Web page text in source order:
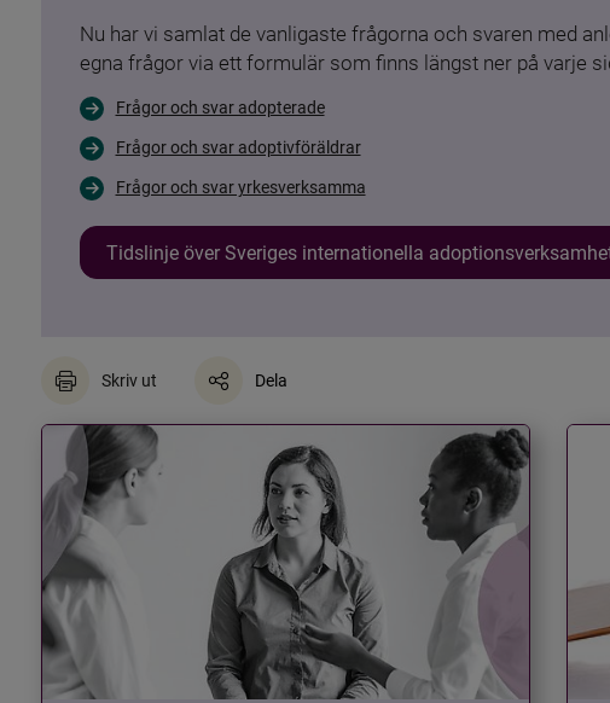
Nu har vi samlat de vanligaste frågorna och svaren med
egna frågor via ett formulär som finns längst ner på varje
Frågor och svar adopterade
Frågor och svar adoptivföräldrar
Frågor och svar yrkesverksamma
Tidslinje över Sveriges internationella
Skriv ut Dela